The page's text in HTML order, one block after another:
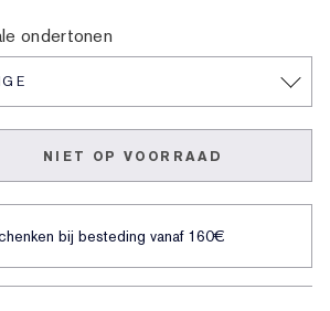
ondertonen
NIET OP VOORRAAD
bij besteding vanaf 160€